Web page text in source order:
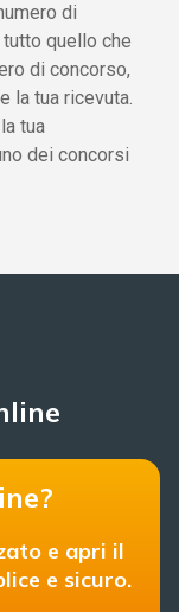
di
quello che
di concorso,
la tua ricevuta.
tua
dei concorsi
e apri il
e sicuro.